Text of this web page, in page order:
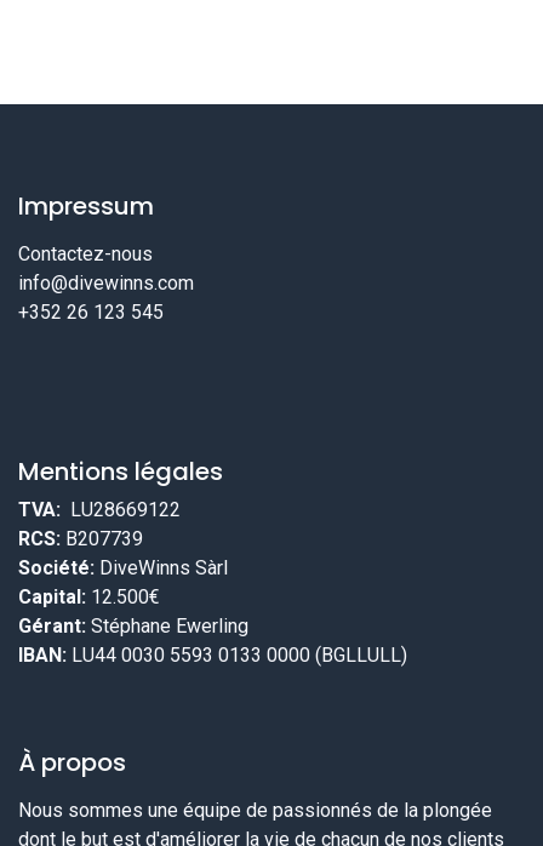
Impressum
Contactez-nous
info@divewinns.com
+352 26 123 545
Mentions légales
TVA: LU28669122
RCS: B207739
Société: DiveWinns Sàrl
Capital: 12.500€
Gérant: Stéphane Ewerling
IBAN: LU44 0030 5593 0133 0000 (BGLLULL)
À propos
Nous sommes une équipe de passionnés de la plongée
dont le but est d'améliorer la vie de chacun de nos clients